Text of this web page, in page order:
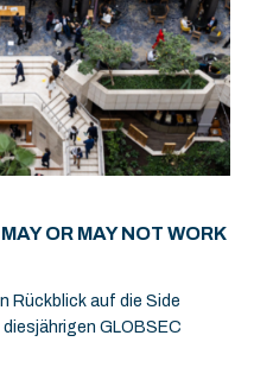
OR MAY NOT WORK
Rückblick auf die Side
GLOBSEC